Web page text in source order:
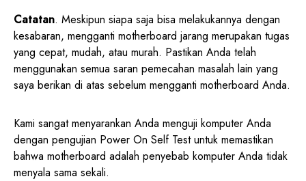
Catatan. Meskipun siapa saja bisa melakukannya dengan
kesabaran, mengganti motherboard jarang merupakan tugas
yang cepat, mudah, atau murah. Pastikan Anda telah
menggunakan semua saran pemecahan masalah lain yang
saya berikan di atas sebelum mengganti motherboard Anda.
Kami sangat menyarankan Anda menguji komputer Anda
dengan pengujian Power On Self Test untuk memastikan
bahwa motherboard adalah penyebab komputer Anda tidak
menyala sama sekali.